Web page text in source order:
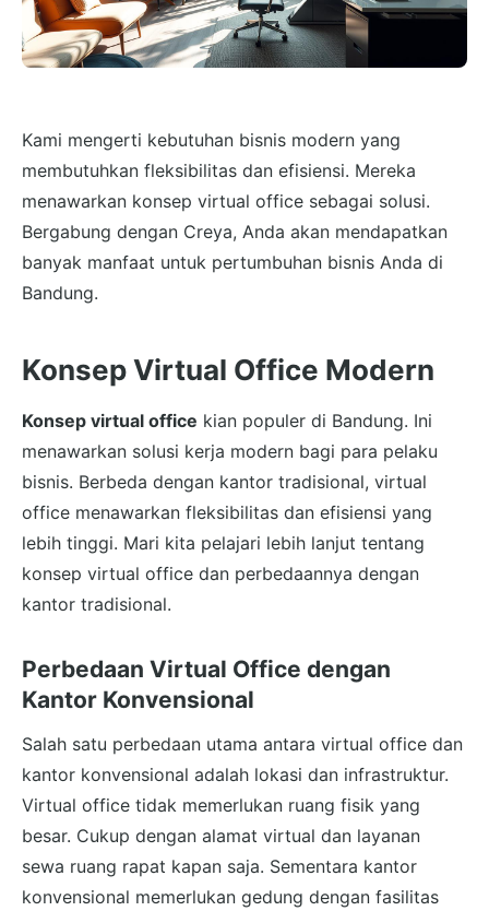
Kami mengerti kebutuhan bisnis modern yang
membutuhkan fleksibilitas dan efisiensi. Mereka
menawarkan konsep virtual office sebagai solusi.
Bergabung dengan Creya, Anda akan mendapatkan
banyak manfaat untuk pertumbuhan bisnis Anda di
Bandung.
Konsep Virtual Office Modern
Konsep virtual office kian populer di Bandung. Ini
menawarkan solusi kerja modern bagi para pelaku
bisnis. Berbeda dengan kantor tradisional, virtual
office menawarkan fleksibilitas dan efisiensi yang
lebih tinggi. Mari kita pelajari lebih lanjut tentang
konsep virtual office dan perbedaannya dengan
kantor tradisional.
Perbedaan Virtual Office dengan
Kantor Konvensional
Salah satu perbedaan utama antara virtual office dan
kantor konvensional adalah lokasi dan infrastruktur.
Virtual office tidak memerlukan ruang fisik yang
besar. Cukup dengan alamat virtual dan layanan
sewa ruang rapat kapan saja. Sementara kantor
konvensional memerlukan gedung dengan fasilitas